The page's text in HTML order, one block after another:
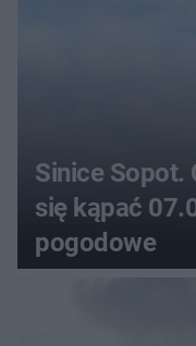
Sinice Sopot.
się kąpać
pogodowe